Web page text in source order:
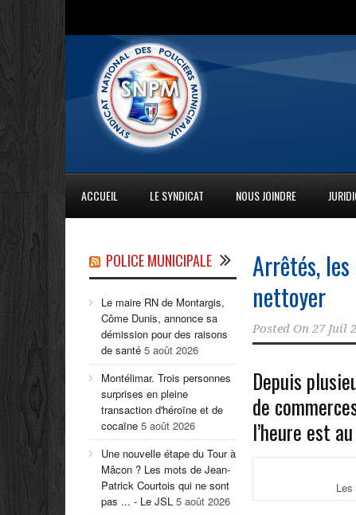
ACCUEIL LE SYNDICAT NOUS JOINDRE
Arrêtés,
nettoyer
Posted On 27 Juil
Depuis
de
l’heure est
POLICE MUNICIPALE
Le maire RN de Montargis,
Côme Dunis, annonce sa
démission pour des raisons
de santé 5 août 2026
Montélimar. Trois personnes
surprises en pleine
transaction d'héroïne et de
cocaïne 5 août 2026
Une nouvelle étape du Tour à
Mâcon ? Les mots de Jean-
Patrick Courtois qui ne sont
pas ... - Le JSL 5 août 2026